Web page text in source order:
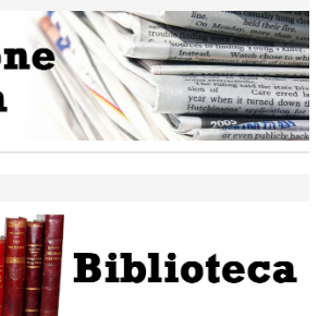
di Fondazione Terzjus: prima riunione a